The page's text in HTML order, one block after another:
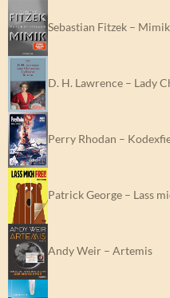
Sebastian Fitzek – Mimik
D. H. Lawrence – Lady
Perry Rhodan –
Patrick George – Lass
Andy Weir – Artemis